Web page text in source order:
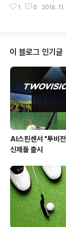
러한 자세에서 손으로
라는 말들을 들어보셨
비물은 스스로 챙기자.
스스로 하자~'라는 구
갈 때는 꼭 본인의 것을
필드에 나가기 위해서
도 티, 볼마커, 파우치
들이 있어요, 만일 이러
1 0 2016. 11.
이 블로그 인기글
AI스핀센서 "투비
신제품 출시